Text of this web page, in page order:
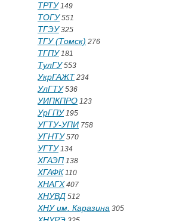
ТРТУ149
ТОГУ551
ТГЭУ325
ТГУ (Томск) 276
ТГПУ181
ТулГУ553
УкрГАЖТ 234
УлГТУ536
УИПКПРО 123
УрГПУ195
УГТУ-УПИ 758
УГНТУ570
УГТУ134
ХГАЭП 138
ХГАФК 110
ХНАГХ 407
ХНУВД 512
ХНУ им. Каразина 305